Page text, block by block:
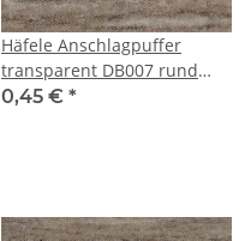
Häfele Anschlagpuffer
transparent DB007 rund
8x1,6mm zum Kleben
0,45 € *